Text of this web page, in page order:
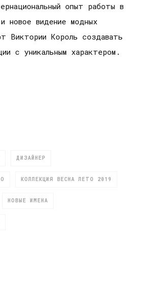
опыт работы в
новое видение модных
Виктории Король создавать
с уникальным характером.
ДИЗАЙНЕР
КОЛЛЕКЦИЯ ВЕСНА ЛЕТО 2019
НОВЫЕ ИМЕНА